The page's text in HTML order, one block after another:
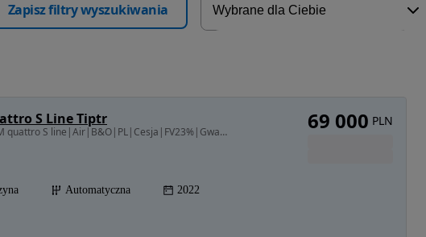
Zapisz filtry wyszukiwania
S Line Tiptr
2995 cm3 • 340 KM • Audi Q7 340 KM quattro S line|Air|B&O|PL|Cesja|FV23%|Gwarancja 01/2028
Automatyczna 2022
69 000 PLN